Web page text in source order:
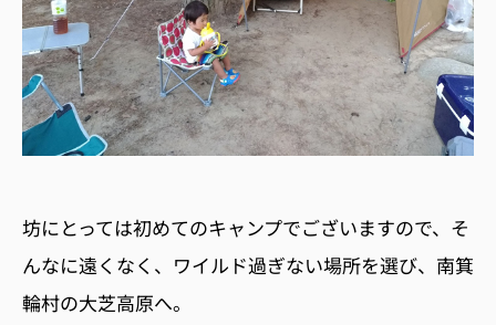
坊にとっては初めてのキャンプでございますので、そ
んなに遠くなく、ワイルド過ぎない場所を選び、南箕
輪村の大芝高原へ。